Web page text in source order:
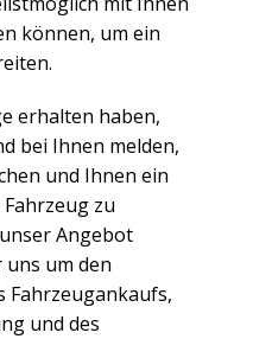
können, um ein
erhalten haben,
bei Ihnen melden,
und Ihnen ein
zu
Angebot
um den
Fahrzeugankaufs,
und des